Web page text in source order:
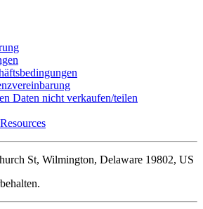
Daten nicht verkaufen/teilen
St, Wilmington, Delaware 19802, US